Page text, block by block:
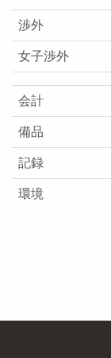
渉外
女子渉外
会計
備品
記録
環境